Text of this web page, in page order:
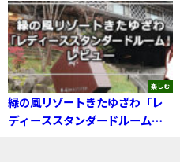
楽しむ
緑の風リゾートきたゆざわ「レ
ディーススタンダードルーム」